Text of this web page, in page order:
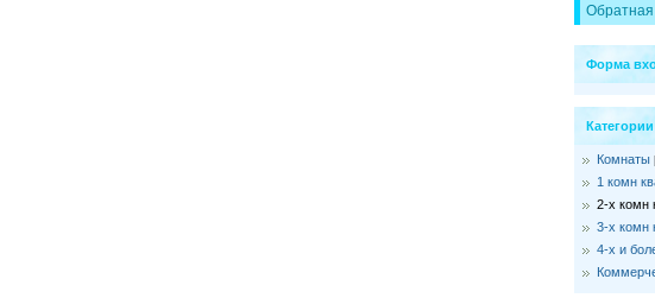
Обратная
Форма
Комнаты
1 комн
2-х комн
3-х комн
4-х и